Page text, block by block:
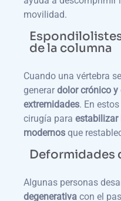
movilidad.
de la columna
Cuando una vértebra
generar dolor crónico
extremidades. En
cirugía para estabilizar
modernos que
Deformidades
Algunas personas
degenerativa con el